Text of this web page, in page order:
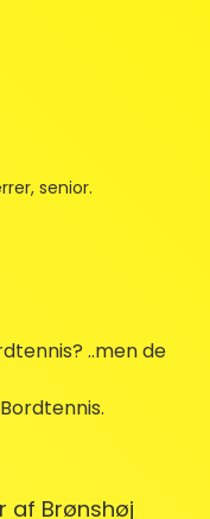
senior.
..men de
af Brønshøj